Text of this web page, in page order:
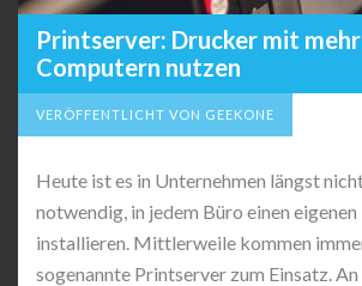
Printserver: Drucker mit
Computern nutzen
VERÖFFENTLICHT VON GEEKONE
Heute ist es in Unternehmen längst
notwendig, in jedem Büro einen
installieren. Mittlerweile kommen
sogenannte Printserver zum Einsatz. An